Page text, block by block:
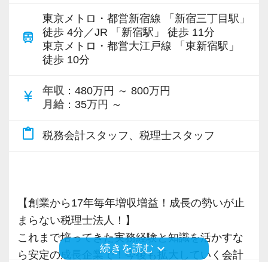
【成長のための5つのこだわりを大事にしていま
す】
仕事をする上では5つのこだわり「クイックレス
ポンス・プラス思考・有言実行・他責禁止・気
より多くの「ありがとう」と笑顔をいただき続
す。
では扱うことのない専門性が高い業務をお任せ
します。
そのため、勢いだけではどうにもならない課題
や問題点もでてきますが、一つずつ確実に乗り
・はじめてのことでも前向きに取り組める人
【ITシステム完備で効率よく業務をこなせま
IT化が非常に進んでいるのも当社の特徴。
代表が作業環境にも気を配っており、デュアル
モニターを全席設置。
いるので効率よくストレスフリーに業務をこな
せます。
ぜひ体験してください！
様に寄り添う」ことが一つの使命です。
お客様から「こうしたい」という理想をいただ
きく力を発揮できる存在でありたいと考えてい
ます。ご紹介案件が7割を超えているのも、そう
いった私たちの姿勢がお客様から評価されてい
ルの向上を目指し、税務のプロとして高い信頼
を獲得していきます。
お客様から信頼され、心の通ったサービスを提
供する真の「税務プロフェッショナル」として
専門Webサイトを10サイト以上運営しており、
新規顧問契約のお客様が毎年400件以上増加！
各オフィスに国税OB税理士が在籍しているの
応、給付金のサポート、補助金のサポートなど
ています。
また、職場環境の改善に積極的に取り組む企業
に対して認証される「社労士診断認証制度」を
train
東京メトロ・都営新宿線 「新宿三丁目駅」
徒歩 4分／JR 「新宿駅」 徒歩 11分
東京メトロ・都営大江戸線 「東新宿駅」
徒歩 10分
currency_yen 年収 ：480万円 ～ 800万円
月給 ：35万円 ～
content_paste 税務会計スタッフ、税理士スタッフ
【創業から17年毎年増収増益！成長の勢いが止
まらない税理士法人！】
これまで培ってきた実務経験と知識を活かすな
ら安定の成長企業で！今後も拡大していく会計
続きを読む keyboard_arrow_down